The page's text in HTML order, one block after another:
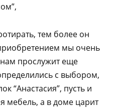
тем более он
мы очень
прослужит еще
с выбором,
“Анастасия”, пусть и
мебель, а в доме царит